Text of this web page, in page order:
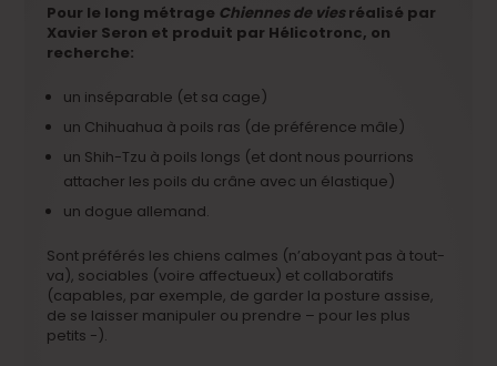
Pour le long métrage Chiennes de viesréalisé par
Xavier Seron et produit par Hélicotronc, on
recherche:
un inséparable (et sa cage)
un Chihuahua à poils ras (de préférence mâle)
un Shih-Tzu à poils longs (et dont nous pourrions
attacher les poils du crâne avec un élastique)
un dogue allemand.
Sont préférés les chiens calmes (n’aboyant pas à tout-
va), sociables (voire affectueux) et collaboratifs
(capables, par exemple, de garder la posture assise,
de se laisser manipuler ou prendre – pour les plus
petits -).